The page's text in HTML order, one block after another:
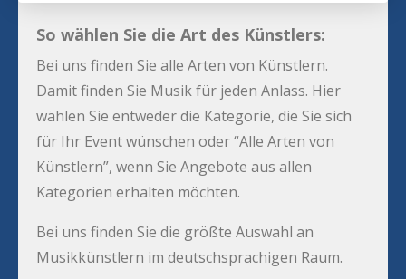
So wählen Sie die Art des Künstlers:
Bei uns finden Sie alle Arten von Künstlern.
Damit finden Sie Musik für jeden Anlass. Hier
wählen Sie entweder die Kategorie, die Sie sich
für Ihr Event wünschen oder “Alle Arten von
Künstlern”, wenn Sie Angebote aus allen
Kategorien erhalten möchten.
Bei uns finden Sie die größte Auswahl an
Musikkünstlern im deutschsprachigen Raum.